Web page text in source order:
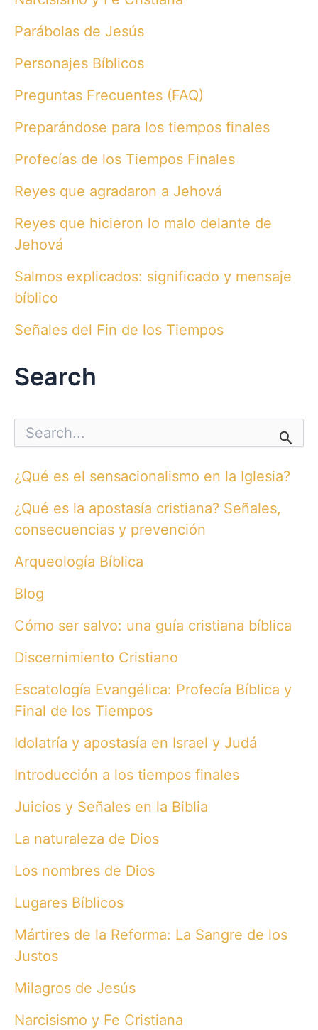
Parábolas de Jesús
Personajes Bíblicos
Preguntas Frecuentes (FAQ)
Preparándose para los tiempos finales
Profecías de los Tiempos Finales
Reyes que agradaron a Jehová
Reyes que hicieron lo malo delante de
Jehová
Salmos explicados: significado y mensaje
bíblico
Señales del Fin de los Tiempos
Search
c
f
o
r
¿Qué es el sensacionalismo en la Iglesia?
¿Qué es la apostasía cristiana? Señales,
consecuencias y prevención
Arqueología Bíblica
Blog
Cómo ser salvo: una guía cristiana bíblica
Discernimiento Cristiano
Escatología Evangélica: Profecía Bíblica y
Final de los Tiempos
Idolatría y apostasía en Israel y Judá
Introducción a los tiempos finales
Juicios y Señales en la Biblia
La naturaleza de Dios
Los nombres de Dios
Lugares Bíblicos
Mártires de la Reforma: La Sangre de los
Justos
Milagros de Jesús
Narcisismo y Fe Cristiana